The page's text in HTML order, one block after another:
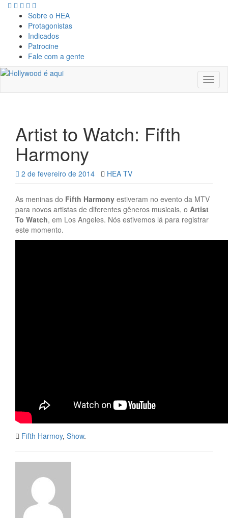
Sobre o HEA
Protagonistas
Indicados
Patrocine
Fale com a gente
Artist to Watch: Fifth
Harmony
2 de fevereiro de 2014 HEA TV
As meninas do Fifth Harmony estiveram no evento da MTV
para novos artistas de diferentes gêneros musicais, o Artist
To Watch, em Los Angeles. Nós estivemos lá para registrar
este momento.
Fifth Harmoy, Show.